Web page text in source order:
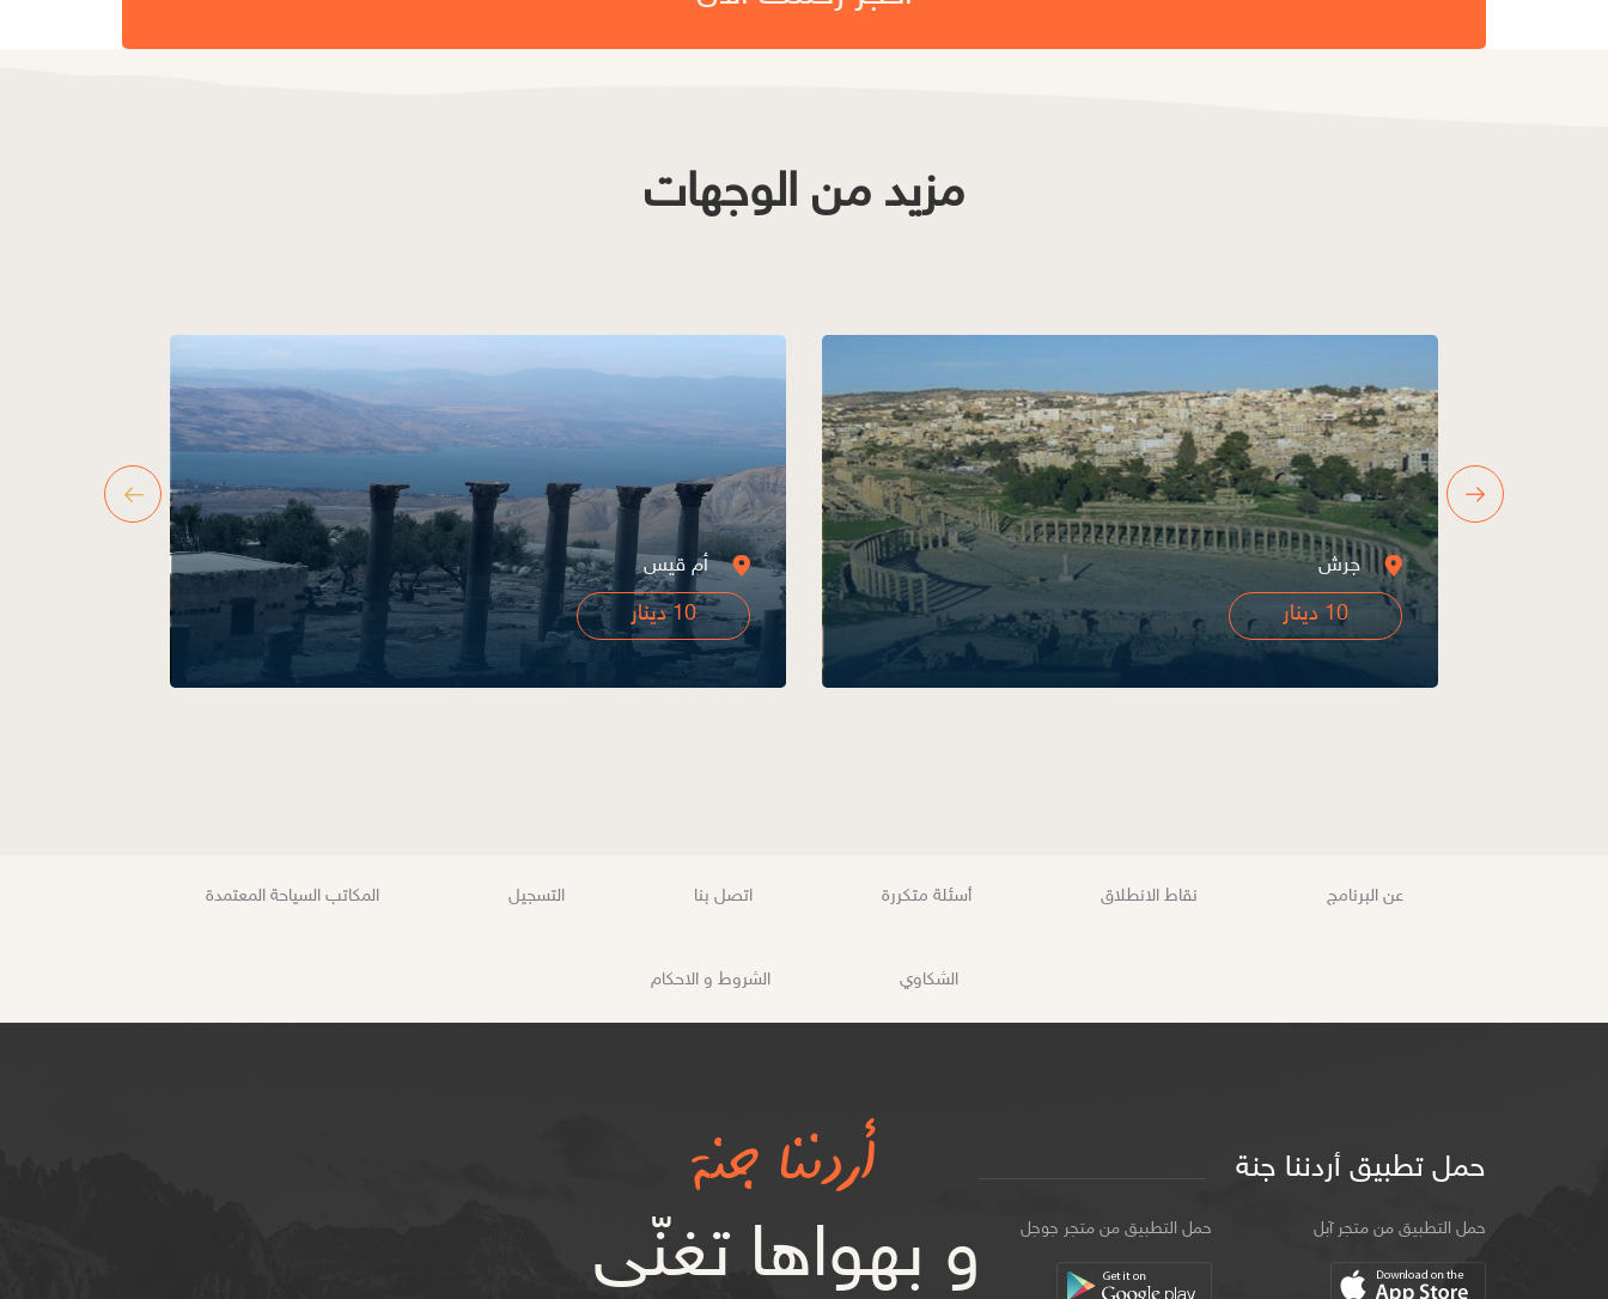
مزيد من الوجهات
عجلون - إشتفينا
10 دينار 10 دينار
عن البرنامج نقاط الانطلاق أسئلة متكررة اتصل بنا التسجيل المكاتب السياحة المعتمدة
الشكاوي الشروط و الاحكام
أردننا جنة
و بهواها تغنّى
حمل تطبيق أردننا جنة
حمل التطبيق من متجر آبل حمل التطبيق من متجر جوجل